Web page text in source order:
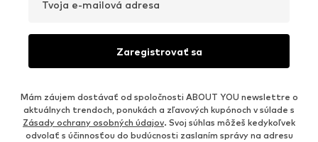
Tvoja e-mailová adresa
Zaregistrovať sa
Mám záujem dostávať od spoločnosti ABOUT YOU newslettre o
aktuálnych trendoch, ponukách a zľavových kupónoch v súlade s
Zásady ochrany osobných údajov. Svoj súhlas môžeš kedykoľvek
odvolať s účinnosťou do budúcnosti zaslaním správy na adresu